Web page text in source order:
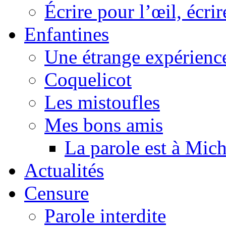
Écrire pour l’œil,
Enfantines
Une étrange
Coquelicot
Les mistoufles
Mes bons amis
La parole est à
Actualités
Censure
Parole interdite